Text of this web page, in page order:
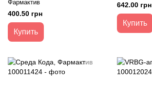
Фармактив
400.50 грн
Купить
642.00 грн
Купить